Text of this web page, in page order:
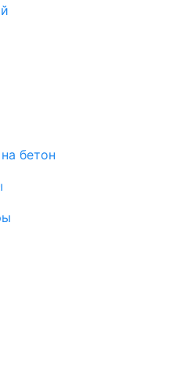
бетон